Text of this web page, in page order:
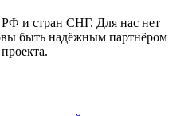
РФ и стран СНГ. Для нас нет
быть надёжным партнёром